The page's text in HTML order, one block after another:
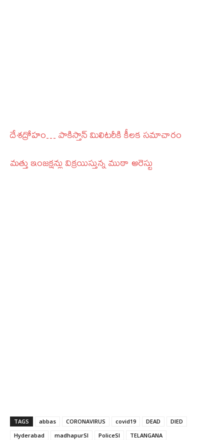
దేశద్రోహం… పాకిస్తాన్‌ మిలిటరీకి కీలక సమాచారం
మత్తు ఇంజక్షన్లు విక్రయిస్తున్న ముఠా అరెస్టు
TAGS abbas CORONAVIRUS covid19 DEAD
DIED
Hyderabad
madhapurSI PoliceSI
TELANGANA